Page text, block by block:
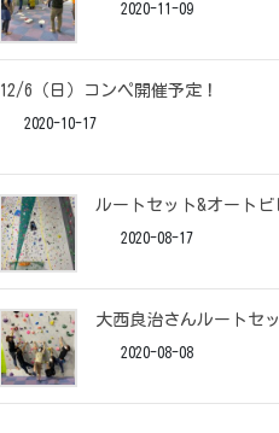
2020-11-09
12/6（日）コンペ開催予定！
2020-10-17
ルートセット&オート
2020-08-17
大西良治さんルートセ
2020-08-08